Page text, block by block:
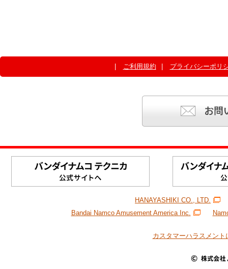
ご利用規約 プライバシーポリ
HANAYASHIKI CO., LTD.
Bandai Namco Amusement America Inc.
カスタマーハラスメン